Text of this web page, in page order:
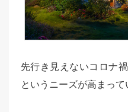
先行き見えないコロナ
というニーズが高まって